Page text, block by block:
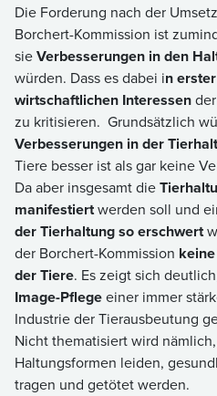
Die Forderung nach der
Borchert-Kommission ist
sieVerbesserungen in den
würden. Dass es dabei in
wirtschaftlichen Interessen
zu kritisieren. Grundsätzlich
Verbesserungen in der
Tiere besser ist als gar keine
Da aber insgesamt die
manifestiertwerden soll und
der Tierhaltung so erschwert
der Borchert-Kommission
der Tiere. Es zeigt sich
Image-Pflegeeiner immer
Industrie der Tierausbeutung
Nicht thematisiert wird
Haltungsformen leiden,
tragen und getötet werden.